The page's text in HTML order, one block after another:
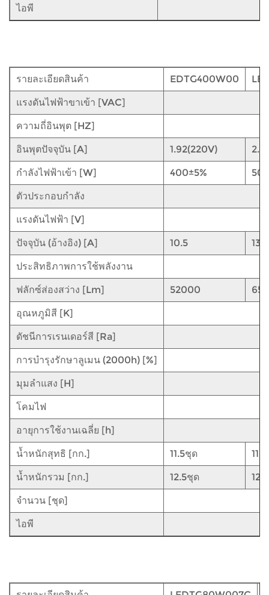
ไอพี
รายละเอียดสินค้า EDTG400W00
แรงดันไฟฟ้าขาเข้า [VAC]
ความถี่อินพุต [HZ]
อินพุตปัจจุบัน [A] 1.92(220V)
กำลังไฟฟ้าเข้า [W] 400±5%
ตัวประกอบกำลัง
แรงดันไฟฟ้า [V]
ปัจจุบัน (อ้างอิง) [A] 10.5 13.5
ประสิทธิภาพการใช้พลังงาน
ฟลักซ์ส่องสว่าง [Lm] 52000
อุณหภูมิสี [K]
ดัชนีการเรนเดอร์สี [Ra]
การบำรุงรักษาลูเมน (2000h) [%]
มุมลำแสง [H]
โคมไฟ
อายุการใช้งานเฉลี่ย [h]
น้ำหนักสุทธิ [กก.] 11.5ชุด
น้ำหนักรวม [กก.] 12.5ชุด
จำนวน [ชุด]
ไอพี